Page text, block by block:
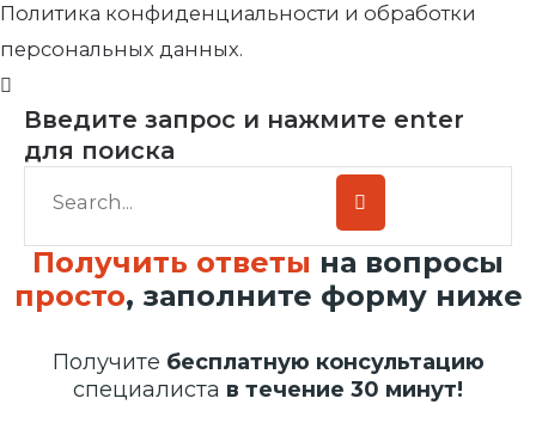
Политика конфиденциальности и обработки
персональных данных.
Введите запрос и нажмите enter
для поиска
Получить ответы на вопросы
просто, заполните форму ниже
Получите бесплатную консультацию
специалиста в течение 30 минут!